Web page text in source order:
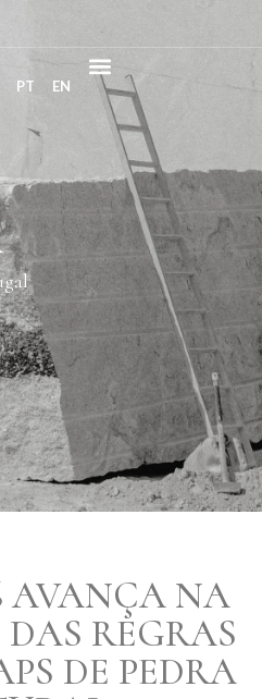
PT EN
AVANÇA NA
REGRAS
DE PEDRA